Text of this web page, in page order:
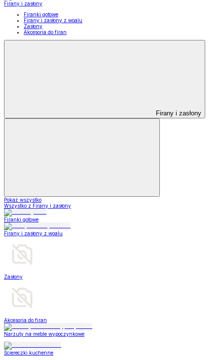
Firany i zasłony
Firanki gotowe
Firany i zasłony z woalu
Zasłony
Akcesoria do firan
Firany i zasłony
Pokaż wszystko
Wszystko z Firany i zasłony
Firanki gotowe
Firany i zasłony z woalu
Zasłony
Akcesoria do firan
Narzuty na meble wypoczynkowe
Ściereczki kuchenne